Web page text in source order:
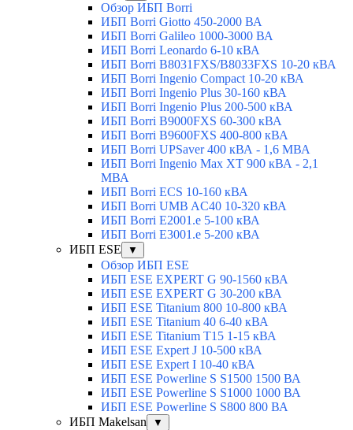
Обзор ИБП Borri
ИБП Borri Giotto 450-2000 ВА
ИБП Borri Galileo 1000-3000 ВА
ИБП Borri Leonardo 6-10 кВА
ИБП Borri B8031FXS/B8033FXS 10-20 кВА
ИБП Borri Ingenio Compact 10-20 кВА
ИБП Borri Ingenio Plus 30-160 кВА
ИБП Borri Ingenio Plus 200-500 кВА
ИБП Borri B9000FXS 60-300 кВА
ИБП Borri B9600FXS 400-800 кВА
ИБП Borri UPSaver 400 кВА - 1,6 МВА
ИБП Borri Ingenio Max XT 900 кВА - 2,1
МВА
ИБП Borri ECS 10-160 кВА
ИБП Borri UMB AC40 10-320 кВА
ИБП Borri E2001.e 5-100 кВА
ИБП Borri E3001.e 5-200 кВА
ИБП ESE
▼
Обзор ИБП ESE
ИБП ESE EXPERT G 90-1560 кВА
ИБП ESE EXPERT G 30-200 кВА
ИБП ESE Titanium 800 10-800 кВА
ИБП ESE Titanium 40 6-40 кВА
ИБП ESE Titanium T15 1-15 кВА
ИБП ESE Expert J 10-500 кВА
ИБП ESE Expert I 10-40 кВА
ИБП ESE Powerline S S1500 1500 ВА
ИБП ESE Powerline S S1000 1000 ВА
ИБП ESE Powerline S S800 800 ВА
ИБП Makelsan
▼